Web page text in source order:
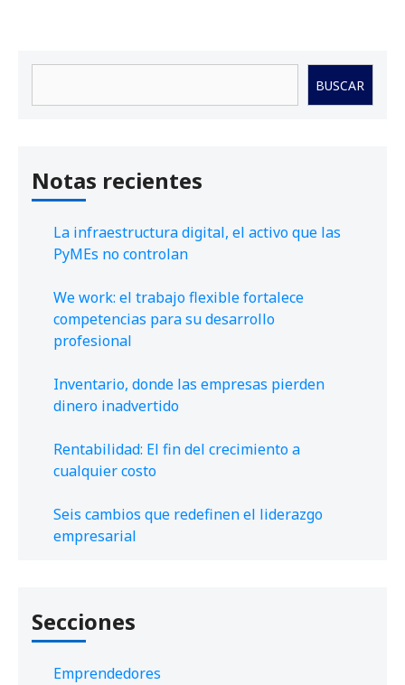
BUSCAR
Notas recientes
La infraestructura digital, el activo que las
PyMEs no controlan
We work: el trabajo flexible fortalece
competencias para su desarrollo
profesional
Inventario, donde las empresas pierden
dinero inadvertido
Rentabilidad: El fin del crecimiento a
cualquier costo
Seis cambios que redefinen el liderazgo
empresarial
Secciones
Emprendedores